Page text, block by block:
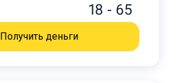
18 - 65
Получить деньги